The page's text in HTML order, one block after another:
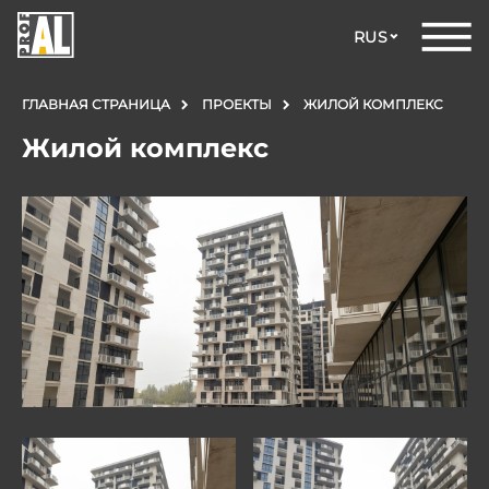
RUS
ДВЕРИ
ОКНА
СТЕКЛЯННЫЕ
КОНСТРУКЦИИ
ФАСАДЫ
ГЛАВНАЯ СТРАНИЦА ПРОЕКТЫ ЖИЛОЙ КОМПЛЕКС
Жилой комплекс